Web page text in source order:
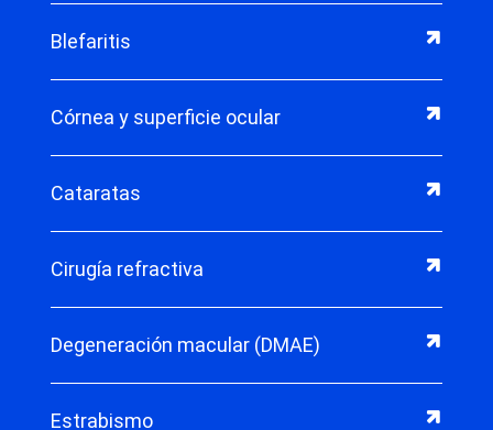
Blefaritis
Córnea y superficie ocular
Cataratas
Cirugía refractiva
Degeneración macular (DMAE)
Estrabismo